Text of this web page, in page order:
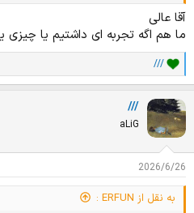
آقا عالی
ما هم اگه تجربه ای داشتیم یا چیزی
ا
م
ت
ی
ا
ز
ت
:
///
///
aLiG
2026/6/26
به نقل از ERFUN :